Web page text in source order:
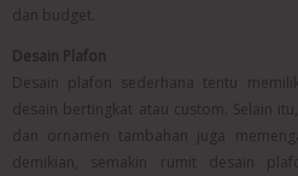
dan budget.
Desain Plafon
Desain plafon sederhana tentu
desain bertingkat atau custom. Selain
dan ornamen tambahan juga
demikian, semakin rumit desain